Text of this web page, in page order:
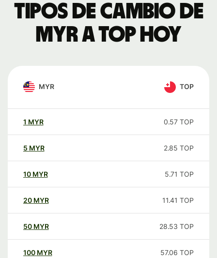
Tipos de cambio de
MYR a TOP hoy
MYR TOP
1 MYR 0.57 TOP
5 MYR 2.85 TOP
10 MYR 5.71 TOP
20 MYR 11.41 TOP
50 MYR 28.53 TOP
100 MYR 57.06 TOP